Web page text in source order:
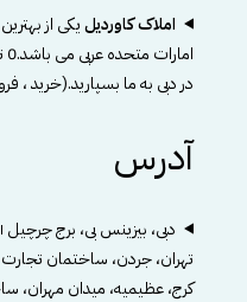
املاک کاوردیلیکی از
در دبی به ما بسپارید.(خرید ،
آدرس
دبی، بیزینس بی، برج چرچیل ۱، طبقه ۴۱، واحد ۴۱۰۸
تهران، جردن، ساختمان تجارت
کرج، عظیمیه، میدان مهران،